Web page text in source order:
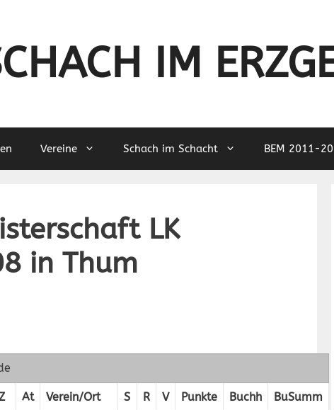
IM
Vereine Schach im Schacht BEM 2011-
LK
in Thum
At Verein/Ort S R V Punkte Buchh BuSumm